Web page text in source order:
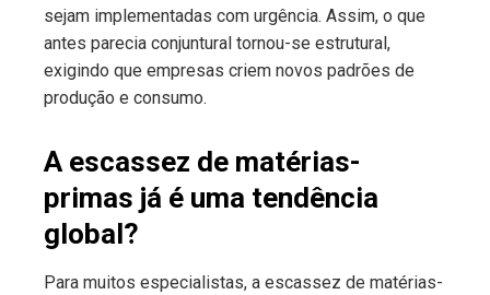
sejam implementadas com urgência. Assim, o que
antes parecia conjuntural tornou-se estrutural,
exigindo que empresas criem novos padrões de
produção e consumo.
A escassez de matérias-
primas já é uma tendência
global?
Para muitos especialistas, a escassez de matérias-